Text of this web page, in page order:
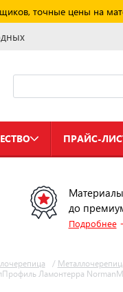
точные цены на
ПРАЙС-
до
Подробнее
/
Ламонтерра